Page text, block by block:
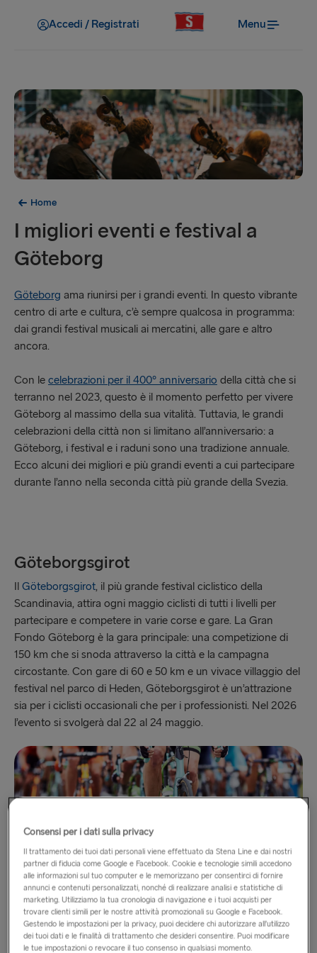
Accedi / Registrati Menu
Home
I migliori eventi e festival a
Göteborg
Göteborg ama riunirsi per i grandi eventi. In questo vibrante
centro di arte e cultura, c’è sempre qualcosa in programma:
dai grandi festival musicali ai mercatini, alle gare e altro
ancora.
Con le celebrazioni per il 400º anniversario della città che si
terranno nel 2023, questo è il momento perfetto per vivere
Göteborg al massimo della sua vitalità. Tuttavia, le grandi
celebrazioni della città non si limitano all’anniversario: a
Göteborg, i festival e i raduni sono una tradizione annuale.
Ecco alcuni dei migliori e più grandi eventi a cui partecipare
durante l’anno nella seconda città più grande della Svezia.
Göteborgsgirot
Il Göteborgsgirot, il più grande festival ciclistico della
Scandinavia, attira ogni maggio ciclisti di tutti i livelli per
partecipare e competere in varie corse e gare. La Gran
Fondo Göteborg è la gara principale: una competizione di
150 km che si snoda attraverso la città e la campagna
circostante. Con gare di 60 e 50 km e un vivace villaggio del
festival nel parco di Heden, Göteborgsgirot è un’attrazione
sia per i ciclisti occasionali che per i professionisti. Nel 2026
l’evento si svolgerà dal 22 al 24 maggio.
Consensi per i dati sulla privacy
Il trattamento dei tuoi dati personali viene effettuato da Stena Line e dai nostri
partner di fiducia come Google e Facebook. Cookie e tecnologie simili accedono
alle informazioni sul tuo computer e le memorizzano per consentirci di fornire
annunci e contenuti personalizzati, nonché di realizzare analisi e statistiche di
marketing. Utilizziamo la tua cronologia di navigazione e i tuoi acquisti per
trovare clienti simili per le nostre attività promozionali su Google e Facebook.
Gestendo le impostazioni per la privacy, puoi decidere chi autorizzare all’utilizzo
dei tuoi dati e le finalità di trattamento che desideri consentire. Puoi modificare
le tue impostazioni o revocare il tuo consenso in qualsiasi momento.